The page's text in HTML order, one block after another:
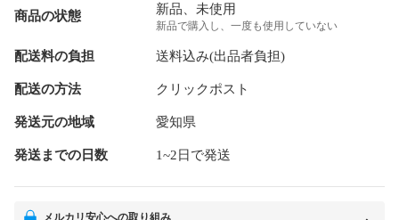
商品の状態 新品、未使用
新品で購入し、一度も使用していない
配送料の負担 送料込み(出品者負担)
配送の方法 クリックポスト
発送元の地域 愛知県
発送までの日数 1~2日で発送
メルカリ安心への取り組み